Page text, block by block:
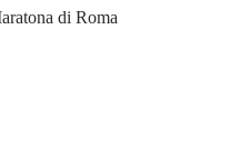
di Roma